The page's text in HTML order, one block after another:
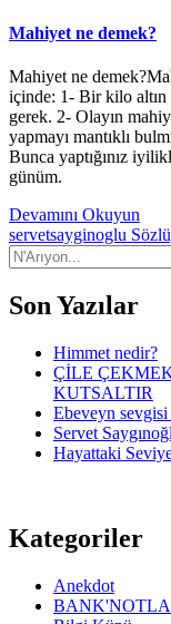
Mahiyet ne demek?
Mahiyet ne
içinde: 1- Bir kilo
gerek. 2- Olayın
yapmayı mantıklı
Bunca yaptığınız
günüm.
Devamını Okuyun
servetsayginoglu
Son Yazılar
Himmet nedir?
ÇİLE
KUTSALTIR
Ebeveyn
Servet
Hayattaki
Kategoriler
Anekdot